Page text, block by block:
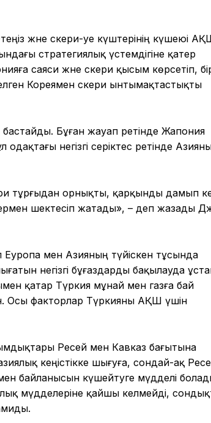
және әскери-әуе күштерінің күшеюі
стратегиялық үстемдігіне қатер
саяси және әскери қысым көрсетіп,
Кореямен әскери ынтымақтастықты
Бұған жауап ретінде Жапония
негізгі серіктес ретінде
тұрғыдан орнықты, қарқынды дамып
шектесіп жатады», – деп жазады
мен Азияның түйіскен тұсында
негізгі бұғаздарды бақылауда
қатар Түркия мұнай мен газға бай
Осы факторлар Түркияны АҚШ үшін
Ресей мен Кавказ бағытына
кеңістікке шығуға, сондай-ақ
байланысын күшейтуге мүдделі
мүдделеріне қайшы келмейді,